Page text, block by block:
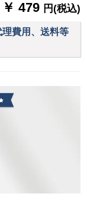
￥ 479 円(税込)
費用、送料等